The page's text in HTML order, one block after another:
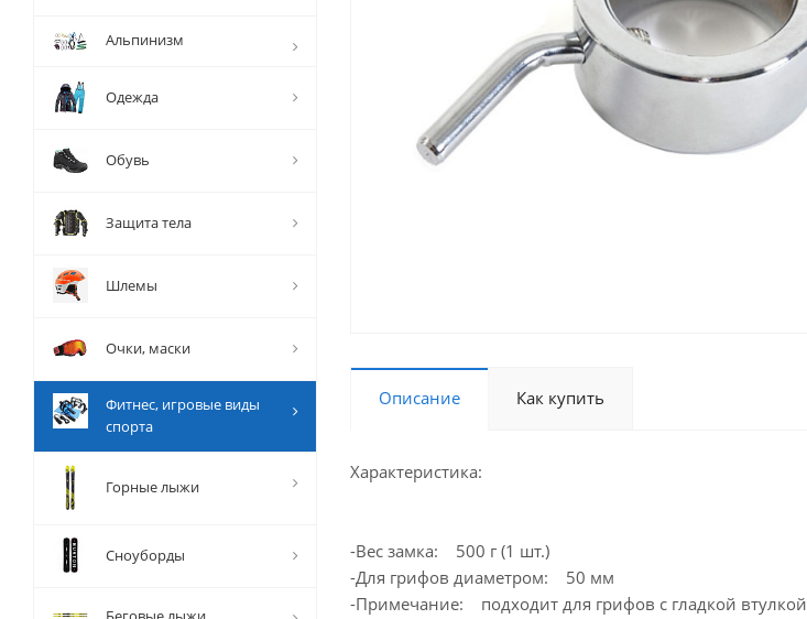
Описание Как купить
Характеристика:
-Вес замка: 500 г (1 шт.)
-Для грифов диаметром: 50 мм
-Примечание: подходит для грифов с гладкой втулкой
Альпинизм
Одежда
Обувь
Защита тела
Шлемы
Очки, маски
Фитнес, игровые виды
спорта
Горные лыжи
Сноуборды